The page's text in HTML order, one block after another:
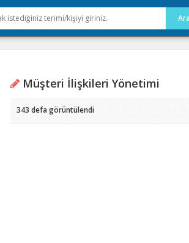
Müşteri İlişkileri Yönetimi
343 defa görüntülendi